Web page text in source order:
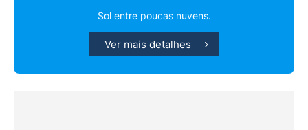
Sol entre poucas nuvens.
Ver mais detalhes